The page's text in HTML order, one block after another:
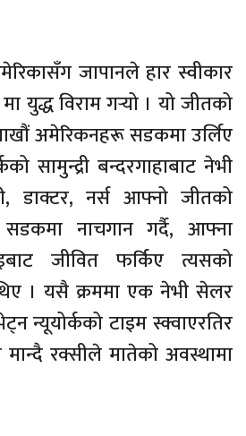
जापानले हार स्वीकार
युद्ध विराम गर्‍यो । यो जीतको
अमेरिकनहरू सडकमा उर्लिए
सामुन्द्री बन्दरगाहाबाट नेभी
डाक्टर, नर्स आफ्नो जीतको
नाचगान गर्दै, आफ्ना
जीवित फर्किए त्यसको
। यसै क्रममा एक नेभी सेलर
न्यूयोर्कको टाइम स्क्वाएरतिर
रक्सीले मातेको अवस्थामा